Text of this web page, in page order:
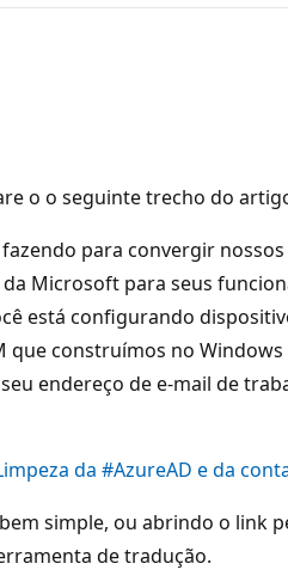
o o seguinte trecho do
para convergir
Microsoft para seus
está configurando
construímos no Windows
endereço de e-mail de
da #AzureAD e da
simple, ou abrindo o
de tradução.